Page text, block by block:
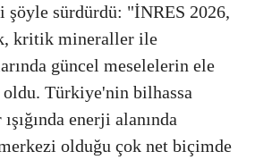
şöyle sürdürdü: "İNRES 2026,
kritik mineraller ile
güncel meselelerin ele
oldu. Türkiye'nin bilhassa
enerji alanında
olduğu çok net biçimde